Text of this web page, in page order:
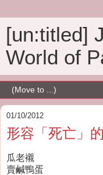
[un:titled]
World of
01/10/2012
形容「死亡」
瓜老襯
賣鹹鴨蛋